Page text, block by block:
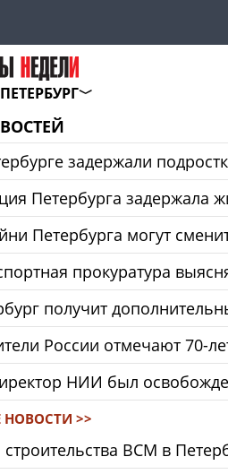
ПЕТЕРБУРГ
задержали
Петербурга задержала
Петербурга могут
прокуратура
получит
России отмечают 70-
НИИ был
НОВОСТИ >>
строительства ВСМ в